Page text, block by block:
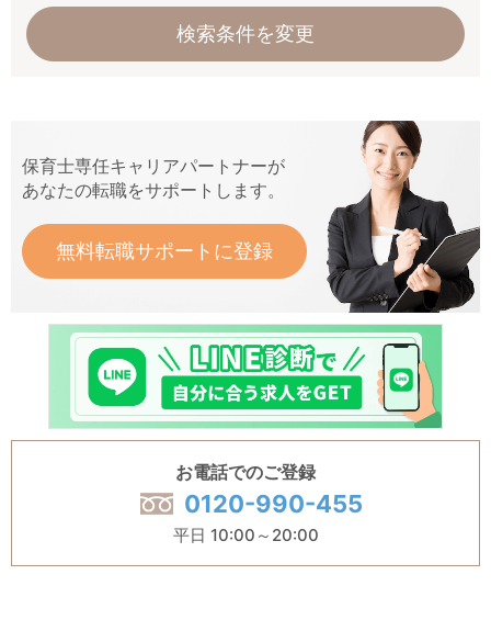
検索条件を変更
保育士専任キャリアパートナーが
あなたの転職をサポートします。
無料転職サポートに登録
お電話でのご登録
0120-990-455
平日 10:00～20:00